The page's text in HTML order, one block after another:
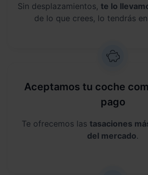
Sin desplazamientos, te lo
de lo que crees, lo tendrás
Aceptamos tu coche
pago
Te ofrecemos las tasaciones
del mercado.